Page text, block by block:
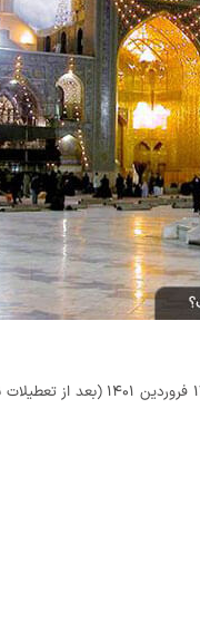
برای آنکه کمی بیشتر با محدوده